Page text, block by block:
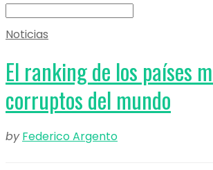
Search
Noticias
El ranking de los países
corruptos del mundo
by Federico Argento